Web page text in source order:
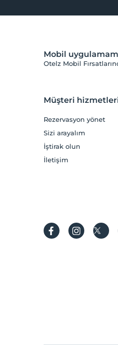
Mobil
Otelz Mobil
Müşteri
Rezervasyon yönet
Sizi arayalım
İştirak olun
İletişim